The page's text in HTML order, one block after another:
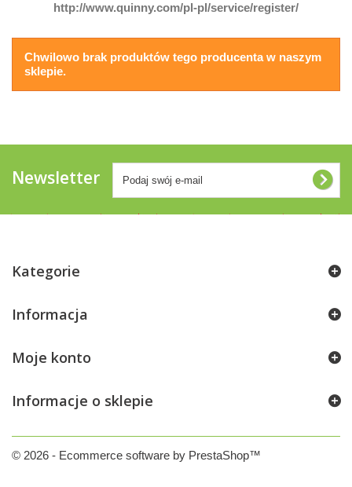
http://www.quinny.com/pl-pl/service/register/
Chwilowo brak produktów tego producenta w naszym
sklepie.
Newsletter
Kategorie
Informacja
© 2026 - Ecommerce software by PrestaShop™
Moje konto
Informacje o sklepie